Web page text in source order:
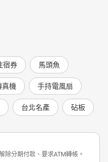
宿券 馬頭魚
真機 手持電風扇
台北名產 砧板
除分期付款、要求ATM轉帳。